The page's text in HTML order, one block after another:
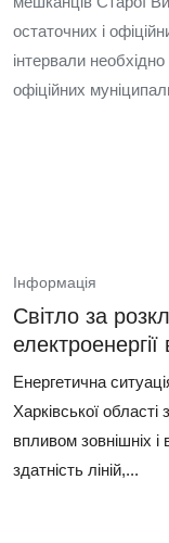
остаточних і
інтервали
офіційних
Інформація
Світло за
електроенергії
Енергетична
Харківської області
впливом зовнішніх
здатність ліній,...